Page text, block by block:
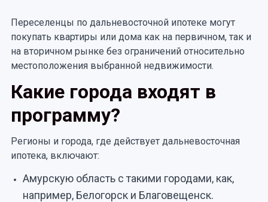
Переселенцы по дальневосточной ипотеке могут
покупать квартиры или дома как на первичном, так и
на вторичном рынке без ограничений относительно
местоположения выбранной недвижимости.
Какие города входят в
программу?
Регионы и города, где действует дальневосточная
ипотека, включают:
Амурскую область с такими городами, как,
например, Белогорск и Благовещенск.